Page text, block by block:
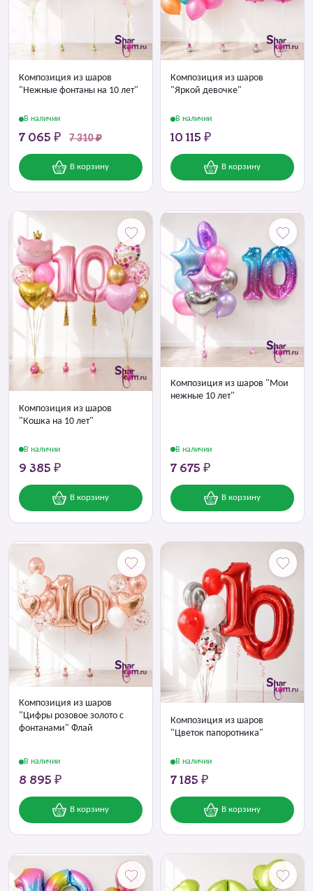
Композиция из шаров
"Нежные фонтаны на 10 лет"
В наличии
7 065 ₽ 7 310 ₽
В корзину
Композиция из шаров
"Яркой девочке"
В наличии
10 115 ₽
В корзину
Композиция из шаров
"Кошка на 10 лет"
В наличии
9 385 ₽
В корзину
Композиция из шаров "Мои
нежные 10 лет"
В наличии
7 675 ₽
В корзину
Композиция из шаров
"Цифры розовое золото с
фонтанами" Флай
В наличии
8 895 ₽
В корзину
Композиция из шаров
"Цветок папоротника"
В наличии
7 185 ₽
В корзину